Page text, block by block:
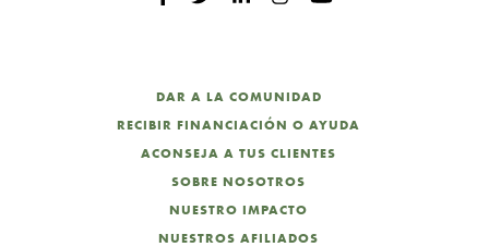
DAR A LA COMUNIDAD
RECIBIR FINANCIACIÓN O AYUDA
ACONSEJA A TUS CLIENTES
SOBRE NOSOTROS
NUESTRO IMPACTO
NUESTROS AFILIADOS